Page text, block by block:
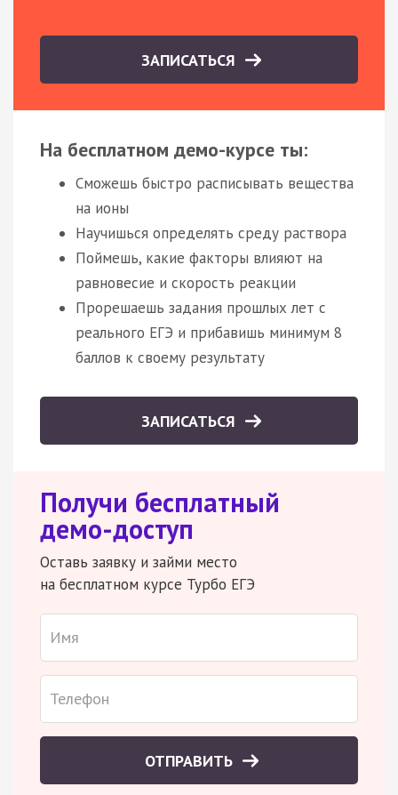
ЗАПИСАТЬСЯ
На бесплатном демо-курсе ты:
Сможешь быстро расписывать вещества
на ионы
Научишься определять среду раствора
Поймешь, какие факторы влияют на
равновесие и скорость реакции
Прорешаешь задания прошлых лет с
реального ЕГЭ и прибавишь минимум 8
баллов к своему результату
ЗАПИСАТЬСЯ
Получи бесплатный
демо-доступ
Оставь заявку и займи место
на бесплатном курсе Турбо ЕГЭ
ОТПРАВИТЬ